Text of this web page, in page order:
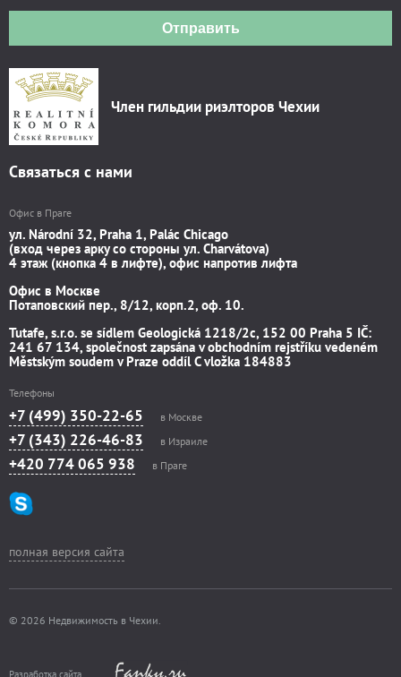
Отправить
Член гильдии риэлторов Чехии
Связаться с нами
Офис в Праге
ул. Národní 32, Praha 1, Palác Chicago
(вход через арку со стороны ул. Charvátova)
4 этаж (кнопка 4 в лифте), офис напротив лифта
Офис в Москве
Потаповский пер., 8/12, корп.2, оф. 10.
Tutafe, s.r.o. se sídlem Geologická 1218/2c, 152 00 Praha 5 IČ:
241 67 134, společnost zapsána v obchodním rejstříku vedeném
Městským soudem v Praze oddíl C vložka 184883
Телефоны
+7 (499) 350-22-65 в Москве
+7 (343) 226-46-83 в Израиле
+420 774 065 938 в Праге
полная версия сайта
© 2026 Недвижимость в Чехии.
Разработка сайта